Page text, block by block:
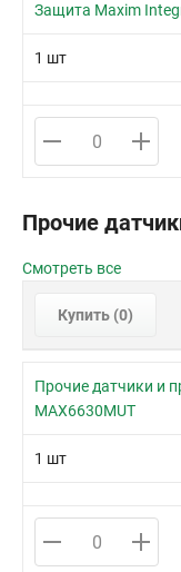
Защита Maxim
1 шт
Прочие
Смотреть все
Купить (0)
Прочие датчики и
MAX6630MUT
1 шт